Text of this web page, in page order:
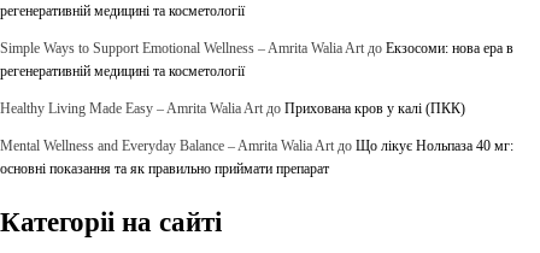
регенеративній медицині та косметології
Simple Ways to Support Emotional Wellness – Amrita Walia Art до Екзосоми: нова ера в
регенеративній медицині та косметології
Healthy Living Made Easy – Amrita Walia Art до Прихована кров у калі (ПКК)
Mental Wellness and Everyday Balance – Amrita Walia Art до Що лікує Нольпаза 40 мг:
основні показання та як правильно приймати препарат
Категоріі на сайті